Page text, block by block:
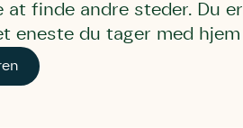
finde andre steder. Du
eneste du tager med hjem